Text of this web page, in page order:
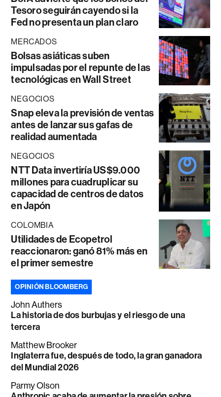
Tesoro seguirán cayendo si la
Fed no presenta un plan claro
MERCADOS
Bolsas asiáticas suben
impulsadas por el repunte de las
tecnológicas en Wall Street
NEGOCIOS
Snap eleva la previsión de ventas
antes de lanzar sus gafas de
realidad aumentada
NEGOCIOS
NTT Data invertiría US$9.000
millones para cuadruplicar su
capacidad de centros de datos
en Japón
COLOMBIA
Utilidades de Ecopetrol
reaccionaron: ganó 81% más en
el primer semestre
OPINIÓN BLOOMBERG
John Authers
La historia de dos burbujas y el riesgo de una
tercera
Matthew Brooker
Inglaterra fue, después de todo, la gran ganadora
del Mundial 2026
Parmy Olson